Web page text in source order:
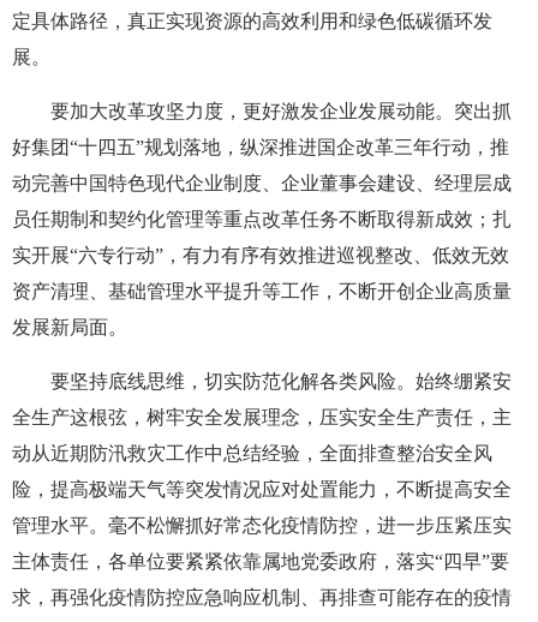
定具体路径，真正实现资源的高效利用和绿色低碳循环发
展。
要加大改革攻坚力度，更好激发企业发展动能。突出抓
好集团“十四五”规划落地，纵深推进国企改革三年行动，推
动完善中国特色现代企业制度、企业董事会建设、经理层成
员任期制和契约化管理等重点改革任务不断取得新成效；扎
实开展“六专行动”，有力有序有效推进巡视整改、低效无效
资产清理、基础管理水平提升等工作，不断开创企业高质量
发展新局面。
要坚持底线思维，切实防范化解各类风险。始终绷紧安
全生产这根弦，树牢安全发展理念，压实安全生产责任，主
动从近期防汛救灾工作中总结经验，全面排查整治安全风
险，提高极端天气等突发情况应对处置能力，不断提高安全
管理水平。毫不松懈抓好常态化疫情防控，进一步压紧压实
主体责任，各单位要紧紧依靠属地党委政府，落实“四早”要
求，再强化疫情防控应急响应机制、再排查可能存在的疫情